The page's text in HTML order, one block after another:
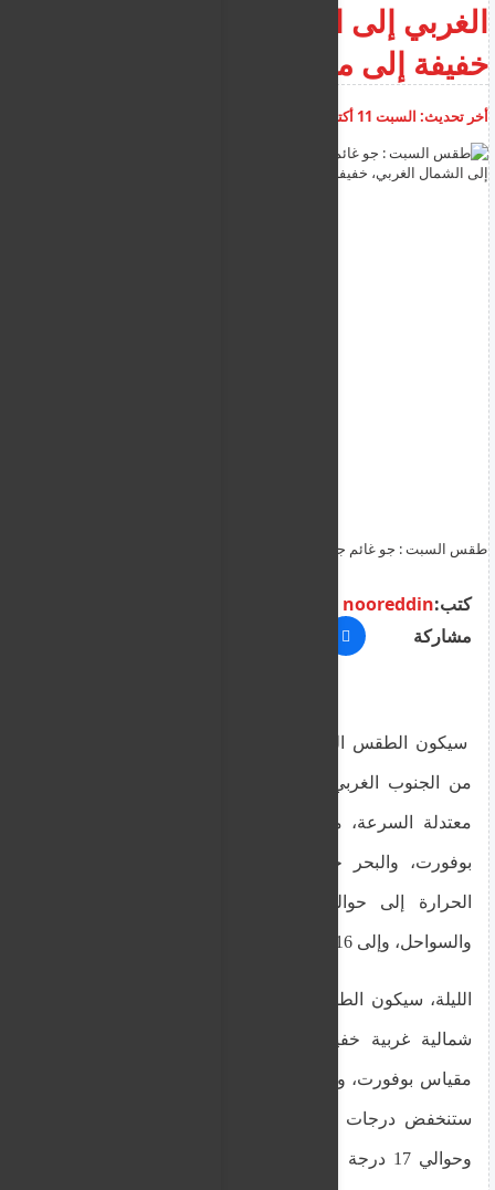
الغربي إلى الشمال الغربي،
خفيفة إلى معتدلة السرعة
أخر تحديث: السبت 11 أكتوبر 2025
كتب:nooreddin
مشاركة
سيكون الطقس اليوم غائمًا جزئيًا مؤقتًا. تهب الرياح
من الجنوب الغربي إلى الشمال الغربي، خفيفة إلى
بوفورت، والبحر خفيف إلى معتدل. سترتفع درجة
والسواحل، وإلى 16 درجة في المناطق الجبلية العالية.
الليلة، سيكون الطقس صافيًا في الغالب. تهب الرياح
مقياس بوفورت، ويكون البحر هادئًا إلى خفيف الموج.